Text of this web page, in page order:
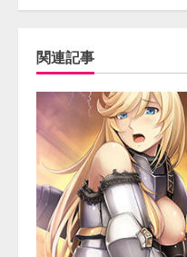
関連記事